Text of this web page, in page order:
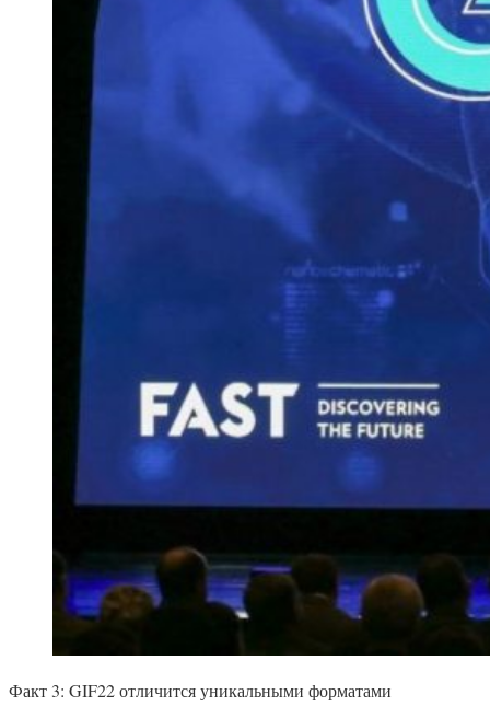
Факт 3: GIF22 отличится уникальными форматами